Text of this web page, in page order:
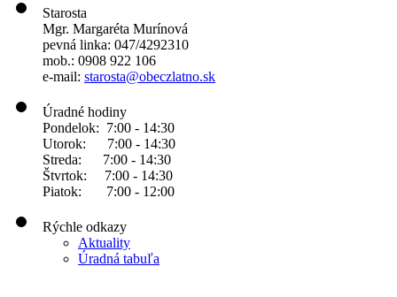
Starosta
Mgr. Margaréta Murínová
pevná linka: 047/4292310
mob.: 0908 922 106
e-mail: starosta@obeczlatno.sk
Úradné hodiny
Pondelok: 7:00 - 14:30
Utorok: 7:00 - 14:30
Streda: 7:00 - 14:30
Štvrtok: 7:00 - 14:30
Piatok: 7:00 - 12:00
Rýchle odkazy
Aktuality
Úradná tabuľa